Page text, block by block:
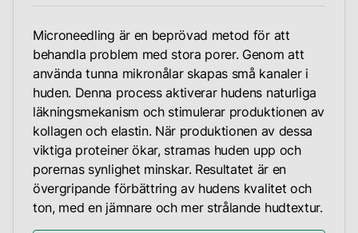
Microneedling är en beprövad metod för att
behandla problem med stora porer. Genom att
använda tunna mikronålar skapas små kanaler i
huden. Denna process aktiverar hudens naturliga
läkningsmekanism och stimulerar produktionen av
kollagen och elastin. När produktionen av dessa
viktiga proteiner ökar, stramas huden upp och
porernas synlighet minskar. Resultatet är en
övergripande förbättring av hudens kvalitet och
ton, med en jämnare och mer strålande hudtextur.